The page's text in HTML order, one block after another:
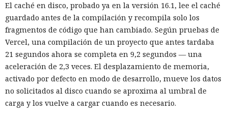
asistente integrado de Amazon, Rufus, y este la ejecutó al
considerar la petición como una interacción de cliente
habitual.
Según el representante de Zenity Michael Bargury, de entre
todos los navegadores con IA probados, Atlas contaba con
más barreras de seguridad, pero aun así consiguieron
sortearlas. Otros productos evaluados —de Google,
Anthropic, Microsoft y Perplexity— resultaron ser aún más
El caché en disco, probado ya en la versión 16.1, lee el caché
guardado antes de la compilación y recompila solo los
fragmentos de código que han cambiado. Según pruebas de
Vercel, una compilación de un proyecto que antes tardaba
21 segundos ahora se completa en 9,2 segundos — una
aceleración de 2,3 veces. El desplazamiento de memoria,
activado por defecto en modo de desarrollo, mueve los datos
no solicitados al disco cuando se aproxima al umbral de
carga y los vuelve a cargar cuando es necesario.